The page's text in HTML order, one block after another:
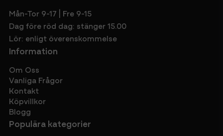
Mån-Tor 9-17 | Fre 9-15
Dag före röd dag: stänger 15.00
Lör: enligt överenskommelse
Information
Om Oss
Vanliga Frågor
Kontakt
Köpvillkor
Blogg
Populära kategorier